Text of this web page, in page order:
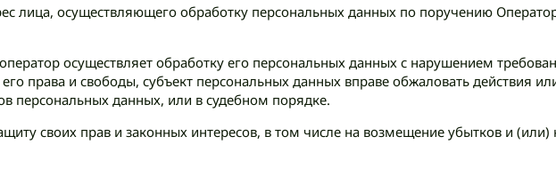
лица, осуществляющего обработку персональных данных по поручению
осуществляет обработку его персональных данных с нарушением
права и свободы, субъект персональных данных вправе обжаловать действия
персональных данных, или в судебном порядке.
своих прав и законных интересов, в том числе на возмещение убытков и